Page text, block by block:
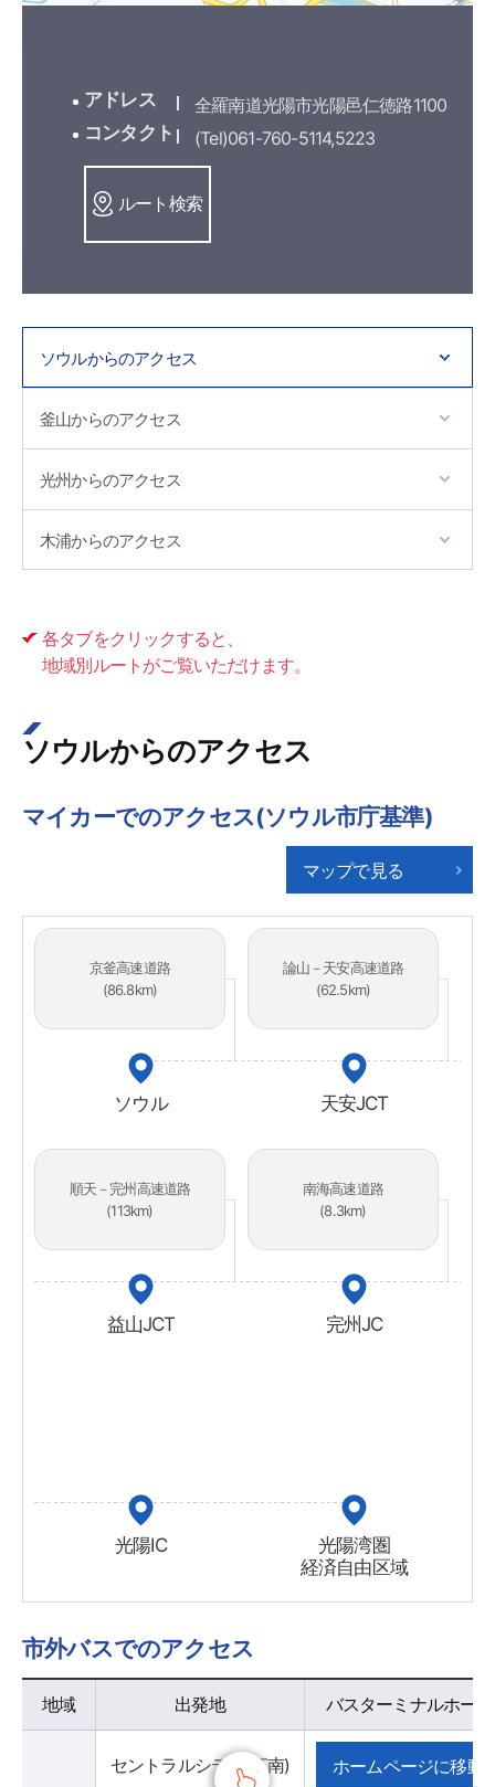
アドレス
全羅南道光陽市光陽邑仁徳路1100
コンタクト
(Tel)061-760-5114,5223
ルート検索
ソウルからのアクセス
釜山からのアクセス
光州からのアクセス
木浦からのアクセス
各タブをクリックすると、
地域別ルートがご覧いただけます。
ソウルからのアクセス
マイカーでのアクセス(ソウル市庁基準)
マップで見る
ソウル
京釜高速道路
(86.8km)
天安JCT
論山－天安高速道路
(62.5km)
益山JCT
順天－完州高速道路
(113km)
完州JC
南海高速道路
(8.3km)
光陽IC
光陽湾圏
経済自由区域
市外バスでのアクセス
市外バスでのアクセス - 地域 , 出発地 , バスターミナルホームページ 정보 제공
地域
出発地 バスターミナルホー
セントラルシティ(江南) ホームページに移動